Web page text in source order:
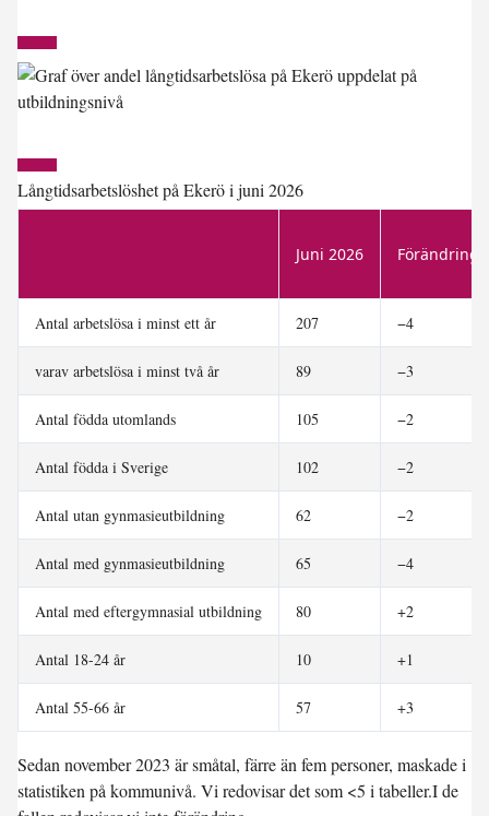
Långtidsarbetslöshet på Ekerö i juni 2026
Juni 2026 Förändring
Antal arbetslösa i minst ett år 207 −4
varav arbetslösa i minst två år 89 −3
Antal födda utomlands 105 −2
Antal födda i Sverige 102 −2
Antal utan gynmasieutbildning 62 −2
Antal med gynmasieutbildning 65 −4
Antal med eftergymnasial utbildning 80 +2
Antal 18-24 år 10 +1
Antal 55-66 år 57 +3
Sedan november 2023 är småtal, färre än fem personer, maskade i
statistiken på kommunivå. Vi redovisar det som <5 i tabeller.I de